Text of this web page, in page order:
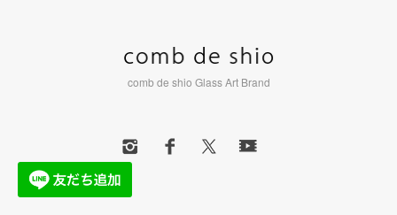
comb de shio Glass Art Brand